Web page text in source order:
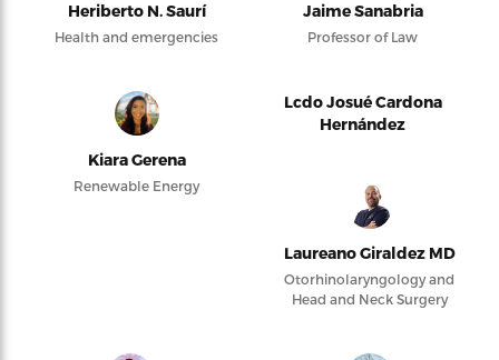
Heriberto N. Saurí
Health and emergencies
Jaime Sanabria
Professor of Law
Kiara Gerena
Renewable Energy
Lcdo Josué Cardona
Hernández
Laureano Giraldez MD
Otorhinolaryngology and
Head and Neck Surgery